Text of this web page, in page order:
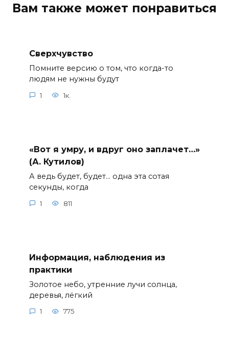
Вам также может понравиться
Сверхчувство
Помните версию о том, что когда-то
людям не нужны будут
1 1к.
«Вот я умру, и вдруг оно заплачет…»
(А. Кутилов)
А ведь будет, будет… одна эта сотая
секунды, когда
1 811
Информация, наблюдения из
практики
Золотое небо, утренние лучи солнца,
деревья, лёгкий
1 775